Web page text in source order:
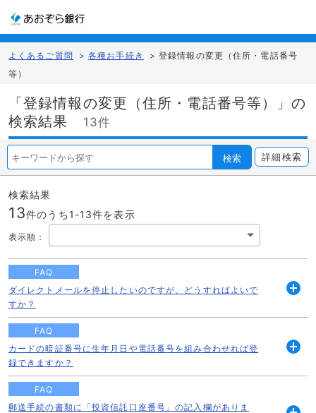
よくあるご質問 > 各種お手続き > 登録情報の変更（住所・電話番号
等）
「登録情報の変更（住所・電話番号等）」の
検索結果
13件
検索 詳細検索
検索結果
13件のうち1-13件を表示
表示順 ：
FAQ
ダイレクトメールを停止したいのですが、どうすればよいで
すか？
く
FAQ
カードの暗証番号に生年月日や電話番号を組み合わせれば登
録できますか？
く
FAQ
郵送手続の書類に「投資信託口座番号」の記入欄がありま